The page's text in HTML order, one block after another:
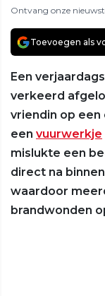
Ontvang onze
Toevoegen als
Een
verkeerd
vriendin op
een vuurwerkje
mislukte een
direct na
waardoor
brandwonden